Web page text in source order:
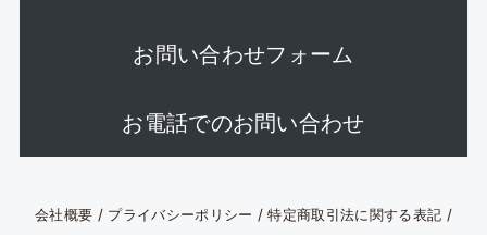
お問い合わせフォーム
お電話でのお問い合わせ
会社概要 / プライバシーポリシー /特定商取引法に関する表記 /